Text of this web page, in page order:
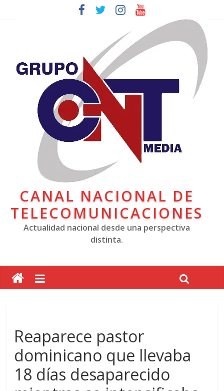
CANAL NACIONAL DE
TELECOMUNICACIONES
Actualidad nacional desde una perspectiva
distinta.
Reaparece pastor
dominicano que llevaba
18 días desaparecido